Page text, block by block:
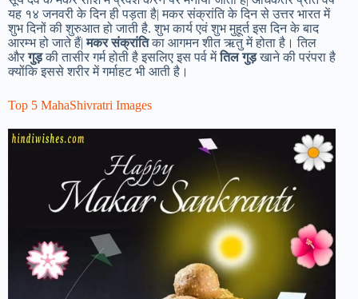
यह १४ जनवरी के दिन ही पड़ता है| मकर संक्रांति के दिन से उत्तर भारत में
शुभ दिनों की शुरुआत हो जाती है. शुभ कार्य एवं शुभ मुहूर्त इस दिन के बाद
आरम्भ हो जाते हैं|मकर संक्रांतिका आगमन शीत ऋतु में होता है। तिल
औरगुड़की तासीर गर्म होती है इसलिए इस पर्व मेंतिल गुड़खाने की परंपरा है
क्योंकि इससे शरीर में गर्माहट भी आती है।
Top 5 MahaShivratri Images